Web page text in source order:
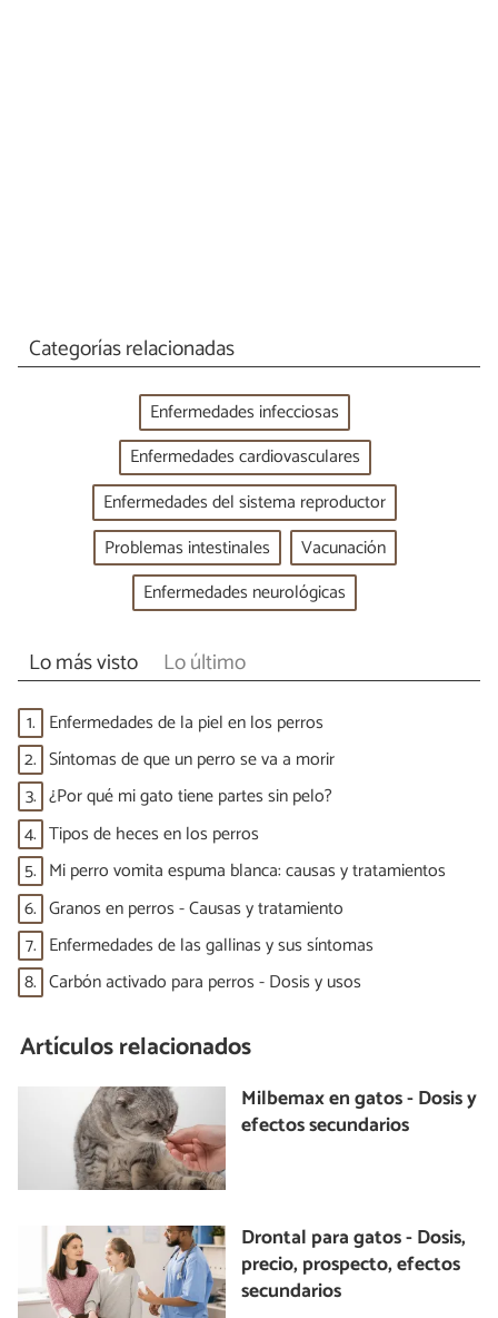
Categorías relacionadas
Enfermedades infecciosas
Enfermedades cardiovasculares
Enfermedades del sistema reproductor
Problemas intestinales
Vacunación
Enfermedades neurológicas
Lo más visto Lo último
1. Enfermedades de la piel en los perros
2. Síntomas de que un perro se va a morir
3. ¿Por qué mi gato tiene partes sin pelo?
4. Tipos de heces en los perros
5. Mi perro vomita espuma blanca: causas y tratamientos
6. Granos en perros - Causas y tratamiento
7. Enfermedades de las gallinas y sus síntomas
8. Carbón activado para perros - Dosis y usos
Artículos relacionados
Milbemax en gatos - Dosis y
efectos secundarios
Drontal para gatos - Dosis,
precio, prospecto, efectos
secundarios